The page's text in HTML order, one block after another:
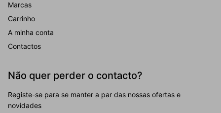
Marcas
Carrinho
A minha conta
Contactos
Não quer perder o contacto?
Registe-se para se manter a par das nossas ofertas e
novidades